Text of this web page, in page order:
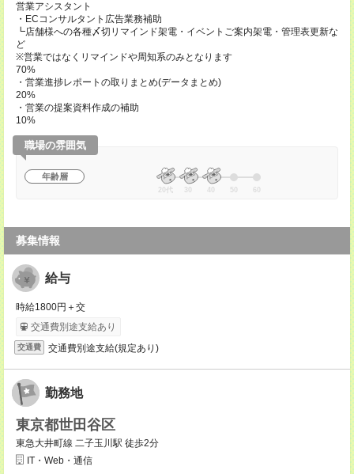
営業アシスタント
・ECコンサルタント広告業務補助
┗店舗様への各種〆切リマインド架電・イベントご案内架電・管理表更新な
ど
※営業ではなくリマインドや周知系のみとなります
70%
・営業進捗レポートの取りまとめ(データまとめ)
20%
・営業の提案資料作成の補助
10%
職場の雰囲気
年齢層
20代 30 40 50 60
募集情報
給与
時給1800円＋交
交通費別途支給あり
交通費 交通費別途支給(規定あり)
勤務地
東京都世田谷区
東急大井町線 二子玉川駅 徒歩2分
IT・Web・通信